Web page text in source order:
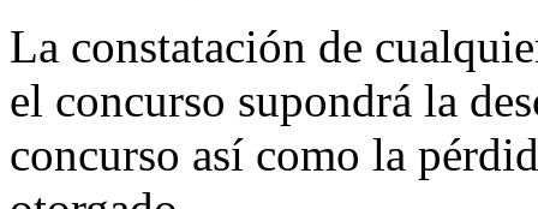
La constatación de
el concurso supondrá la
concurso así como la